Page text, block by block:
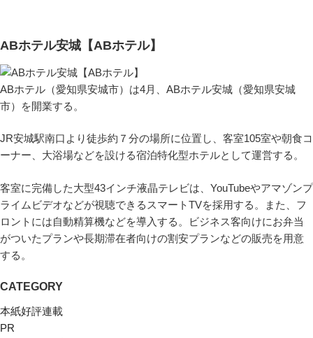
ABホテル安城【ABホテル】
ABホテル（愛知県安城市）は4月、ABホテル安城（愛知県安城
市）を開業する。
JR安城駅南口より徒歩約７分の場所に位置し、客室105室や朝食コ
ーナー、大浴場などを設ける宿泊特化型ホテルとして運営する。
客室に完備した大型43インチ液晶テレビは、YouTubeやアマゾンプ
ライムビデオなどが視聴できるスマートTVを採用する。また、フ
ロントには自動精算機などを導入する。ビジネス客向けにお弁当
がついたプランや長期滞在者向けの割安プランなどの販売を用意
する。
CATEGORY
本紙好評連載
PR